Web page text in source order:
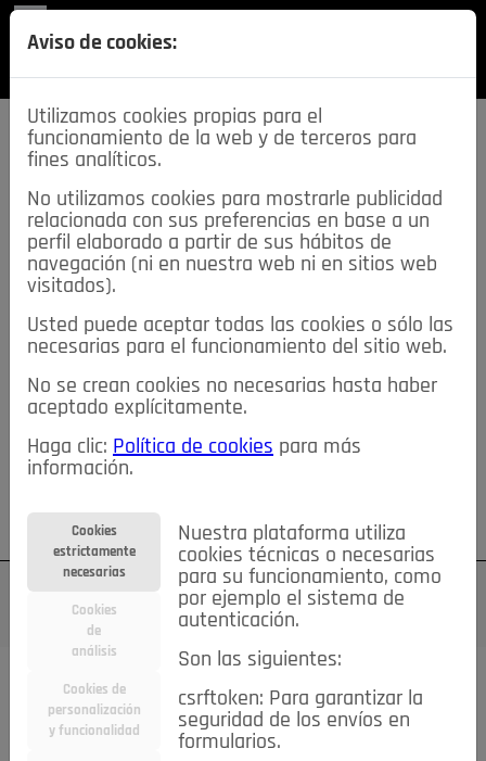
SECCIONES
descarga esta
REVISTA
≡NOTICIAS
NOTICIAS SERVICIOS DE INTERÉS
TABLÓN DE ANUNCIOS MIS ANUNCIOS CONTACTO
NOSOTROS
Su cuenta Regístrese ¿Olvidó su contraseña?
Todas las noticias..
#TePrestoMisOjos Caridad
Ciencia&Tecnología
Economía
Aviso de cookies:
Utilizamos cookies propias para el
funcionamiento de la web y de terceros para
fines analíticos.
No utilizamos cookies para mostrarle publicidad
relacionada con sus preferencias en base a un
perfil elaborado a partir de sus hábitos de
navegación (ni en nuestra web ni en sitios web
visitados).
Usted puede aceptar todas las cookies o sólo las
necesarias para el funcionamiento del sitio web.
No se crean cookies no necesarias hasta haber
aceptado explícitamente.
Haga clic: Política de cookies para más
información.
Cookies
estrictamente
necesarias
Cookies
de
análisis
Cookies de
personalización
y funcionalidad
Nuestra plataforma utiliza
cookies técnicas o necesarias
para su funcionamiento, como
por ejemplo el sistema de
autenticación.
Son las siguientes:
csrftoken: Para garantizar la
seguridad de los envíos en
formularios.